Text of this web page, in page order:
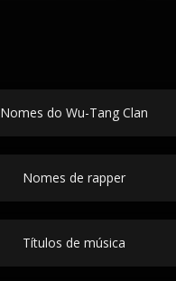
Nomes do Wu-Tang Clan
Nomes de rapper
Títulos de música